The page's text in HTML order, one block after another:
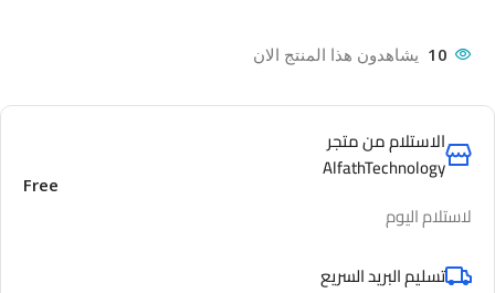
10 يشاهدون هذا المنتج الان
الاستلام من متجر
AlfathTechnology
لاستلام اليوم
Free
تسليم البريد السريع